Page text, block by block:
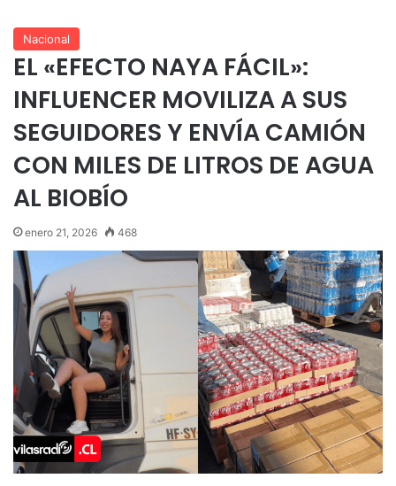
Nacional
EL «EFECTO NAYA FÁCIL»:
INFLUENCER MOVILIZA A SUS
SEGUIDORES Y ENVÍA CAMIÓN
CON MILES DE LITROS DE AGUA
AL BIOBÍO
enero 21, 2026 468